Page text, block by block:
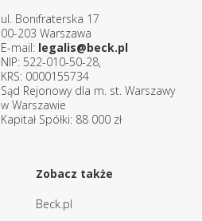
ul. Bonifraterska 17
00-203 Warszawa
E-mail: legalis@beck.pl
NIP: 522-010-50-28,
KRS: 0000155734
Sąd Rejonowy dla m. st. Warszawy
w Warszawie
Kapitał Spółki: 88 000 zł
Zobacz także
Beck.pl